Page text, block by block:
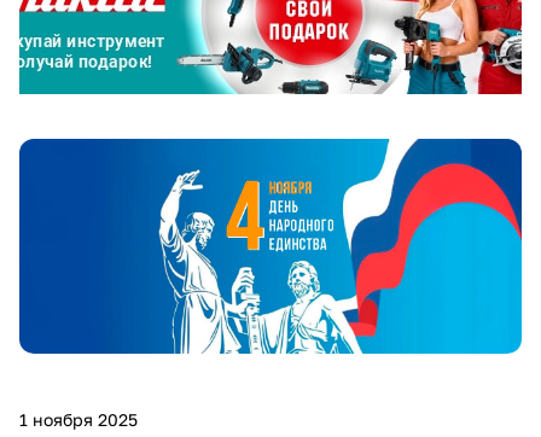
1 ноября 2025
без переплат
Добавляйте товары
в корзину
Оплачивайте сегодня только